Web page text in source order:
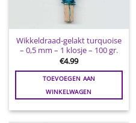
Wikkeldraad-gelakt turquoise
– 0,5 mm – 1 klosje – 100 gr.
€4.99
TOEVOEGEN AAN
WINKELWAGEN